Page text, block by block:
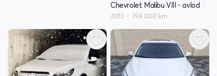
Chevrolet Malibu VIII - avlod
2013 194 000 km